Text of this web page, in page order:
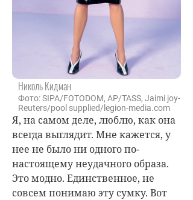
Николь Кидман
Фото: SIPA/FOTODOM, AP/TASS, Jaimi joy-
Reuters/pool supplied/legion-media.com
Я, на самом деле, люблю, как она
всегда выглядит. Мне кажется, у
нее не было ни одного по-
настоящему неудачного образа.
Это модно. Единственное, не
совсем понимаю эту сумку. Вот